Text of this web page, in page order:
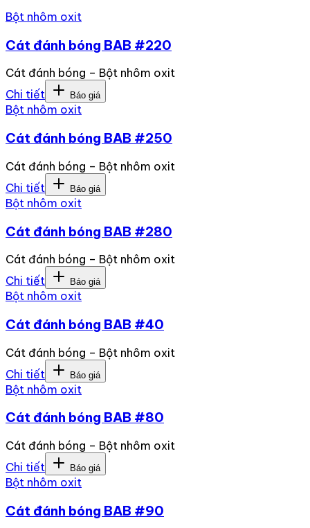
Bột nhôm oxit
Cát đánh bóng BAB #220
Cát đánh bóng – Bột nhôm oxit
Chi tiết
Báo giá
Bột nhôm oxit
Cát đánh bóng BAB #250
Cát đánh bóng – Bột nhôm oxit
Chi tiết
Báo giá
Bột nhôm oxit
Cát đánh bóng BAB #280
Cát đánh bóng – Bột nhôm oxit
Chi tiết
Báo giá
Bột nhôm oxit
Cát đánh bóng BAB #40
Cát đánh bóng – Bột nhôm oxit
Chi tiết
Báo giá
Bột nhôm oxit
Cát đánh bóng BAB #80
Cát đánh bóng – Bột nhôm oxit
Chi tiết
Báo giá
Bột nhôm oxit
Cát đánh bóng BAB #90